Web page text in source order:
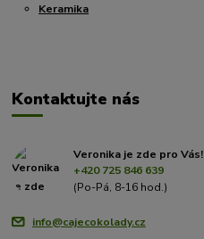
Keramika
Kontaktujte nás
Veronika je zde pro Vás!
+420 725 846 639
(Po-Pá, 8-16 hod.)
info@cajecokolady.cz